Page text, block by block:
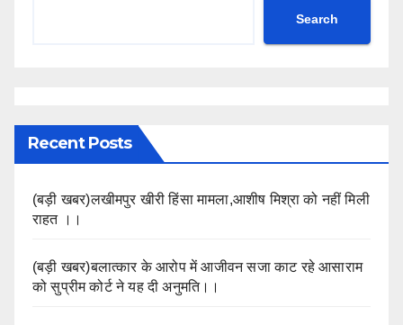
Search
Recent Posts
(बड़ी खबर)लखीमपुर खीरी हिंसा मामला,आशीष मिश्रा को नहीं मिली
राहत ।।
(बड़ी खबर)बलात्कार के आरोप में आजीवन सजा काट रहे आसाराम
को सुप्रीम कोर्ट ने यह दी अनुमति।।